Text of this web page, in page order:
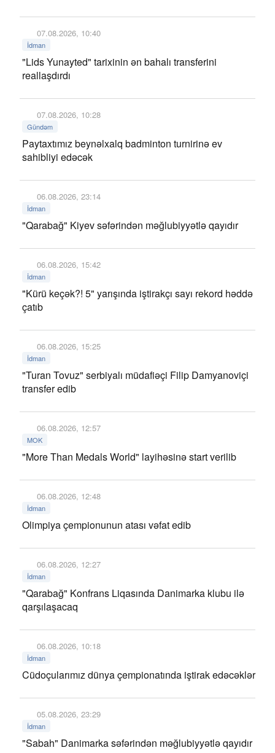
07.08.2026, 10:40
İdman
"Lids Yunayted" tarixinin ən bahalı transferini
reallaşdırdı
07.08.2026, 10:28
Gündəm
Paytaxtımız beynəlxalq badminton turnirinə ev
sahibliyi edəcək
06.08.2026, 23:14
İdman
"Qarabağ" Kiyev səfərindən məğlubiyyətlə qayıdır
06.08.2026, 15:42
İdman
"Kürü keçək?! 5" yarışında iştirakçı sayı rekord həddə
çatıb
06.08.2026, 15:25
İdman
"Turan Tovuz" serbiyalı müdafiəçi Filip Damyanoviçi
transfer edib
06.08.2026, 12:57
MOK
"More Than Medals World" layihəsinə start verilib
06.08.2026, 12:48
İdman
Olimpiya çempionunun atası vəfat edib
06.08.2026, 12:27
İdman
"Qarabağ" Konfrans Liqasında Danimarka klubu ilə
qarşılaşacaq
06.08.2026, 10:18
İdman
Cüdoçularımız dünya çempionatında iştirak edəcəklər
05.08.2026, 23:29
İdman
"Sabah" Danimarka səfərindən məğlubiyyətlə qayıdır